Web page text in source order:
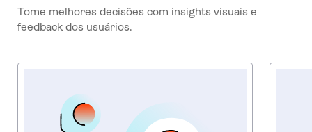
Tome melhores decisões com insights visuais e
feedback dos usuários.